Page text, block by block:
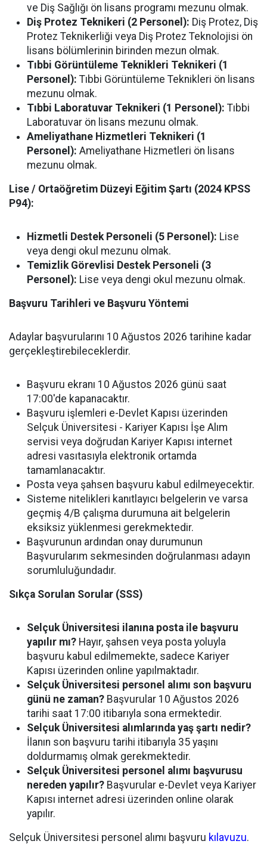
ve Diş Sağlığı ön lisans programı mezunu olmak.
Diş Protez Teknikeri (2 Personel): Diş Protez, Diş
Protez Teknikerliği veya Diş Protez Teknolojisi ön
lisans bölümlerinin birinden mezun olmak.
Tıbbi Görüntüleme Teknikleri Teknikeri (1
Personel): Tıbbi Görüntüleme Teknikleri ön lisans
mezunu olmak.
Tıbbi Laboratuvar Teknikeri (1 Personel): Tıbbi
Laboratuvar ön lisans mezunu olmak.
Ameliyathane Hizmetleri Teknikeri (1
Personel): Ameliyathane Hizmetleri ön lisans
mezunu olmak.
Lise / Ortaöğretim Düzeyi Eğitim Şartı (2024 KPSS
P94):
Hizmetli Destek Personeli (5 Personel): Lise
veya dengi okul mezunu olmak.
Temizlik Görevlisi Destek Personeli (3
Personel): Lise veya dengi okul mezunu olmak.
Başvuru Tarihleri ve Başvuru Yöntemi
Adaylar başvurularını 10 Ağustos 2026 tarihine kadar
gerçekleştirebileceklerdir.
Başvuru ekranı 10 Ağustos 2026 günü saat
17:00'de kapanacaktır.
Başvuru işlemleri e-Devlet Kapısı üzerinden
Selçuk Üniversitesi - Kariyer Kapısı İşe Alım
servisi veya doğrudan Kariyer Kapısı internet
adresi vasıtasıyla elektronik ortamda
tamamlanacaktır.
Posta veya şahsen başvuru kabul edilmeyecektir.
Sisteme nitelikleri kanıtlayıcı belgelerin ve varsa
geçmiş 4/B çalışma durumuna ait belgelerin
eksiksiz yüklenmesi gerekmektedir.
Başvurunun ardından onay durumunun
Başvurularım sekmesinden doğrulanması adayın
sorumluluğundadır.
Sıkça Sorulan Sorular (SSS)
Selçuk Üniversitesi ilanına posta ile başvuru
yapılır mı? Hayır, şahsen veya posta yoluyla
başvuru kabul edilmemekte, sadece Kariyer
Kapısı üzerinden online yapılmaktadır.
Selçuk Üniversitesi personel alımı son başvuru
günü ne zaman? Başvurular 10 Ağustos 2026
tarihi saat 17:00 itibarıyla sona ermektedir.
Selçuk Üniversitesi alımlarında yaş şartı nedir?
İlanın son başvuru tarihi itibarıyla 35 yaşını
doldurmamış olmak gerekmektedir.
Selçuk Üniversitesi personel alımı başvurusu
nereden yapılır? Başvurular e-Devlet veya Kariyer
Kapısı internet adresi üzerinden online olarak
yapılır.
Selçuk Üniversitesi personel alımı başvuru kılavuzu.